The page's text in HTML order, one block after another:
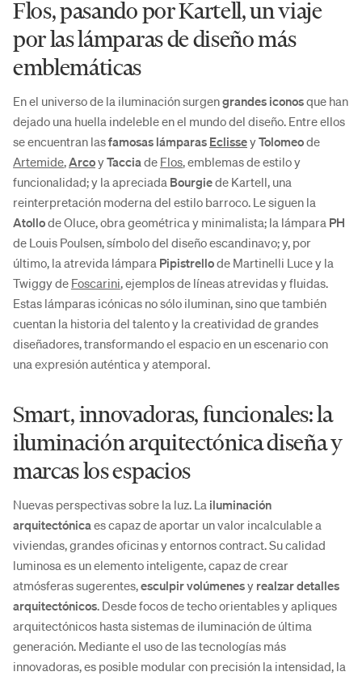
Flos, pasando por Kartell, un viaje
por las lámparas de diseño más
emblemáticas
En el universo de la iluminación surgengrandes iconosque han
dejado una huella indeleble en el mundo del diseño. Entre ellos
se encuentran lasfamosas lámparas EclisseyTolomeode
Artemide,ArcoyTacciade Flos, emblemas de estilo y
funcionalidad; y la apreciada Bourgiede Kartell, una
reinterpretación moderna del estilo barroco. Le siguen la
Atollode Oluce, obra geométrica y minimalista; la lámpara PH
de Louis Poulsen, símbolo del diseño escandinavo; y, por
último, la atrevida lámpara Pipistrellode Martinelli Luce y la
Twiggyde Foscarini, ejemplos de líneas atrevidas y fluidas.
Estas lámparas icónicas no sólo iluminan, sino que también
cuentan la historia del talento y la creatividad de grandes
diseñadores, transformando el espacio en un escenario con
una expresión auténtica y atemporal.
Smart, innovadoras, funcionales: la
iluminación arquitectónica diseña y
marcas los espacios
Nuevas perspectivas sobre la luz. La iluminación
arquitectónicaes capaz de aportar un valor incalculable a
viviendas, grandes oficinas y entornos contract. Su calidad
luminosa es un elemento inteligente, capaz de crear
atmósferas sugerentes,esculpir volúmenesy realzar detalles
arquitectónicos. Desde focos de techo orientables y apliques
arquitectónicos hasta sistemas de iluminación de última
generación. Mediante el uso de las tecnologías más
innovadoras, es posible modular con precisión la intensidad, la